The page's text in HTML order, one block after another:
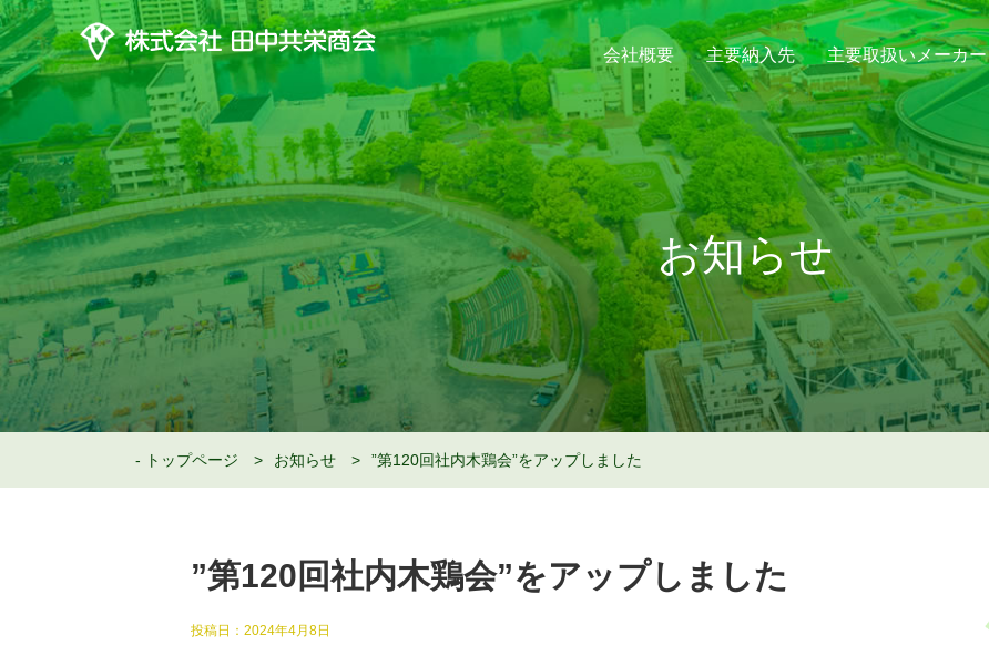
会社概要 主要納入先 主要取扱いメーカー
お知らせ
トップページ お知らせ ”第120回社内木鶏会”をアップしました
”第120回社内木鶏会”をアップしました
投稿日： 2024年4月8日